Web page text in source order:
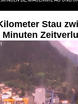
Stau
Minuten